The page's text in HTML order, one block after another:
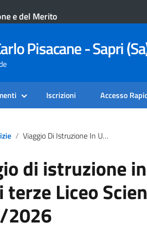
e del Merito
Pisacane - Sapri
Iscrizioni Accesso
Viaggio Di Istruzione In Umbria – Classi Terze Liceo Scientifico A.s. 2025/2026
di istruzione
terze Liceo
2026